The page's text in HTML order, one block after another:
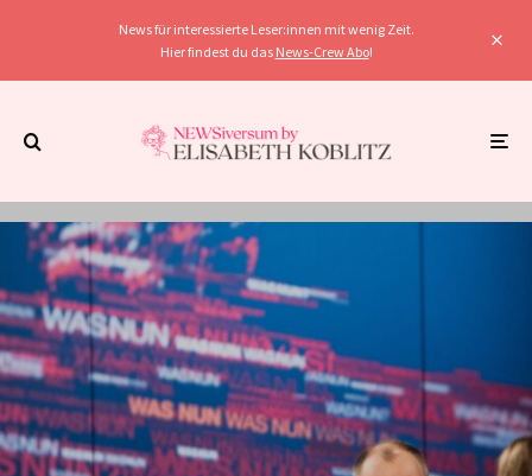
News für interessierte Leser:innen mit wenig Zeit.
Hier findest du das News-Crew Abo!